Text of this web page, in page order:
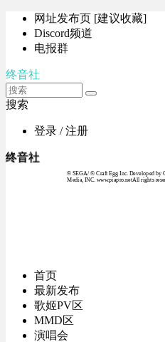
网址发布页 [建议收藏]
Discord频道
电报群
终音社
搜索
登录 / 注册
终音社
© SEGA / © Craft Egg Inc. Developed by
Media, INC. www.piapro.netAll rights
首页
最新发布
歌姬PV区
MMD区
演唱会